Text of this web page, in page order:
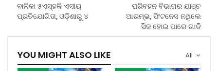
ବାଳିକା ୫ଏସ୍‌ହକି ଏସୀୟ
ପ୍ରତିଯୋଗିତା, ଓଡ଼ିଶାରୁ ୪
ପରିବହନ ବିଭାଗର ଯାଞ୍ଚ
ଆରମ୍ଭ, ଫିଟନେସ ନଥିଲେ
ସିଜ ହୋଇ ପାରେ ଗାଡି
All
YOU MIGHT ALSO LIKE